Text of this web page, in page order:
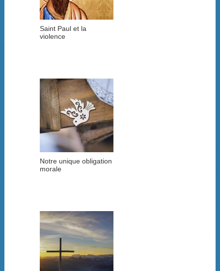
Saint Paul et la
violence
Notre unique obligation
morale